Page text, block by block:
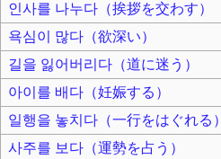
인사를 나누다（挨拶を交わす）
욕심이 많다（欲深い）
길을 잃어버리다（道に迷う）
아이를 배다（妊娠する）
일행을 놓치다（一行をはぐれる）
사주를 보다（運勢を占う）